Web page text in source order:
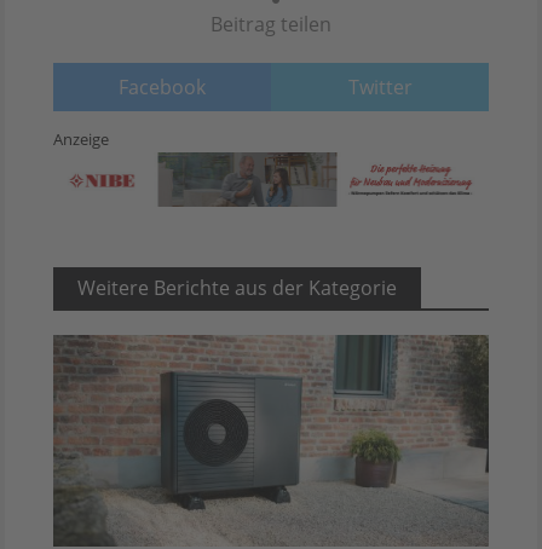
Beitrag teilen
Facebook Twitter
Anzeige
Weitere Berichte aus der Kategorie